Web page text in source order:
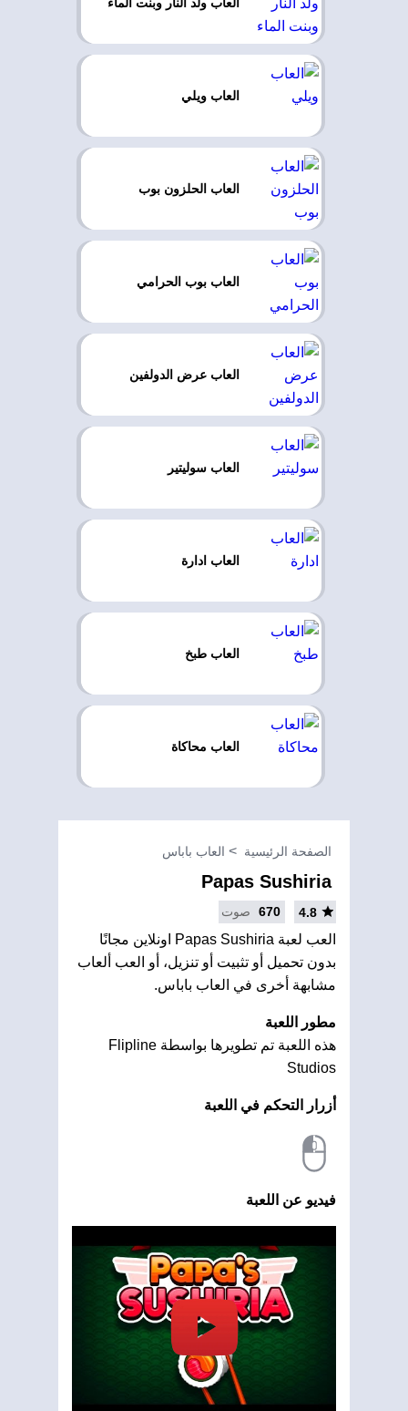
العاب ويلي
العاب الحلزون بوب
العاب بوب الحرامي
العاب عرض الدولفين
العاب سوليتير
العاب ادارة
العاب طبخ
العاب محاكاة
الصفحة الرئيسية العاب باباس
Papas Sushiria
4.8
670 صوت
العب لعبة Papas Sushiria اونلاين مجانًا
بدون تحميل أو تثبيت أو تنزيل، أو العب ألعاب
مشابهة أخرى في العاب باباس.
مطور اللعبة
هذه اللعبة تم تطويرها بواسطة Flipline
Studios
أزرار التحكم في اللعبة
فيديو عن اللعبة